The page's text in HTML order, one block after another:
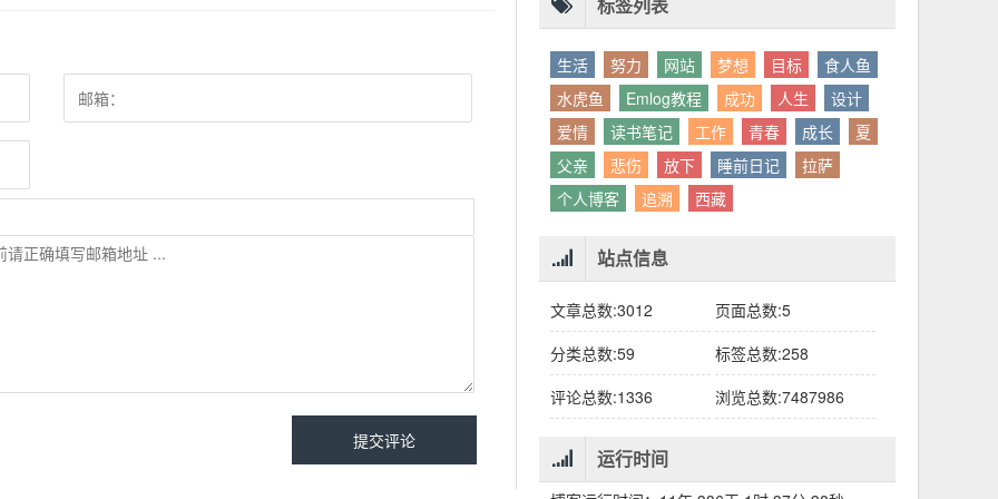
生活 努力 网站 梦想 目标
食人鱼
水虎鱼
Emlog教程 成功 人生
设计
爱情
读书笔记 工作 青春 成长
夏
父亲
悲伤 放下 睡前日记
拉萨
个人博客
追溯 西藏
站点信息
文章总数:3012
页面总数:5
分类总数:59
标签总数:258
评论总数:1336
浏览总数:7487986
运行时间